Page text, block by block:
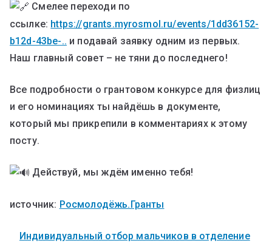
Смелее переходи по
ссылке: https://grants.myrosmol.ru/events/1dd36152-
b12d-43be-.. и подавай заявку одним из первых.
Наш главный совет – не тяни до последнего!
Все подробности о грантовом конкурсе для физлиц
и его номинациях ты найдёшь в документе,
который мы прикрепили в комментариях к этому
посту.
Действуй, мы ждём именно тебя!
источник: Росмолодёжь.Гранты
Индивидуальный отбор мальчиков в отделение